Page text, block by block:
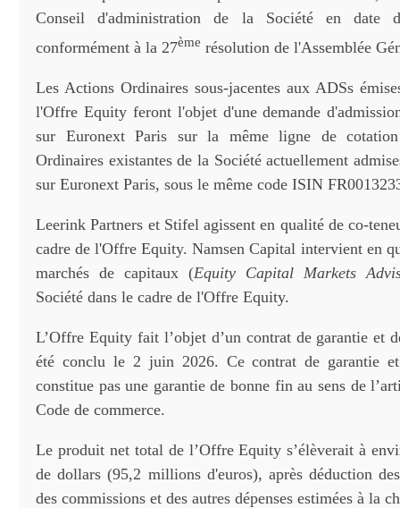
Conseil d'administration de la Société en date
conformément à la 27ème résolution de l'Assemblée
Les Actions Ordinaires sous-jacentes aux ADSs
l'Offre Equity feront l'objet d'une demande
sur Euronext Paris sur la même ligne de
Ordinaires existantes de la Société actuellement
sur Euronext Paris, sous le même code ISIN
Leerink Partners et Stifel agissent en qualité de co-
cadre de l'Offre Equity. Namsen Capital intervient en
marchés de capitaux (Equity Capital Markets
Société dans le cadre de l'Offre Equity.
L’Offre Equity fait l’objet d’un contrat de garantie et
été conclu le 2 juin 2026. Ce contrat de garantie
constitue pas une garantie de bonne fin au sens de
Code de commerce.
Le produit net total de l’Offre Equity s’élèverait à
de dollars (95,2 millions d'euros), après déduction
des commissions et des autres dépenses estimées à la